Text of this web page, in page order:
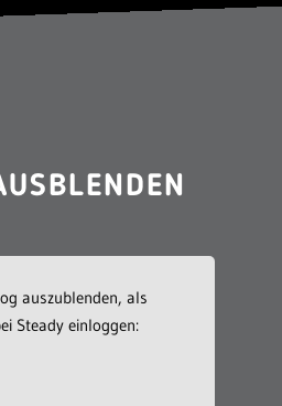
auszublenden, als
Steady einloggen: